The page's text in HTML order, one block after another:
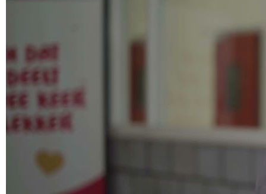
00:00 Introductie van Kadir Ahmed
01:54 De Oorsprong van Kadirs en de Halal Markt
08:00 De Groei van Kadirs en Productontwikkeling
13:54 Financiering en Islamic Finance
16:48 De Uitdagingen van Groei en Schaalbaarheid
19:48 De Rol van Investeringen en Crowdfunding
29:03 De Rol van Timing en Investeringen
33:34 De Weg naar Succesvolle Funding
38:18 De Impact van Gemeenschapssteun
39:29 Lessen en Tips voor Ondernemers